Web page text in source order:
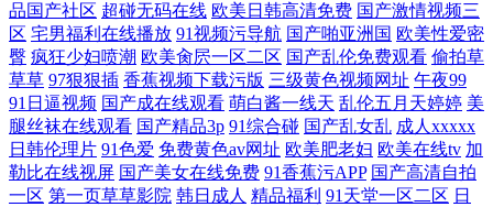
品国产社区 超碰无码在线 欧美日韩高清免费 国产激情视频三
区 宅男福利在线播放 91视频污导航 国产啪亚洲国 欧美性爱密
臀 疯狂少妇喷潮 欧美肏屄一区二区 国产乱伦免费观看 偷拍草
草草 97狠狠插 香蕉视频下载污版 三级黄色视频网址 午夜99
91日逼视频 国产成在线观看 萌白酱一线天 乱伦五月天婷婷 美
腿丝袜在线观看 国产精品3p 91综合碰 国产乱女乱 成人xxxxx
日韩伦理片 91色爱 免费黄色av网址 欧美肥老妇 欧美在线tv 加
勒比在线视屏 国产美女在线免费 91香蕉污APP 国产高清自拍
一区 第一页草草影院 韩日成人 精品福利 91天堂一区二区 日